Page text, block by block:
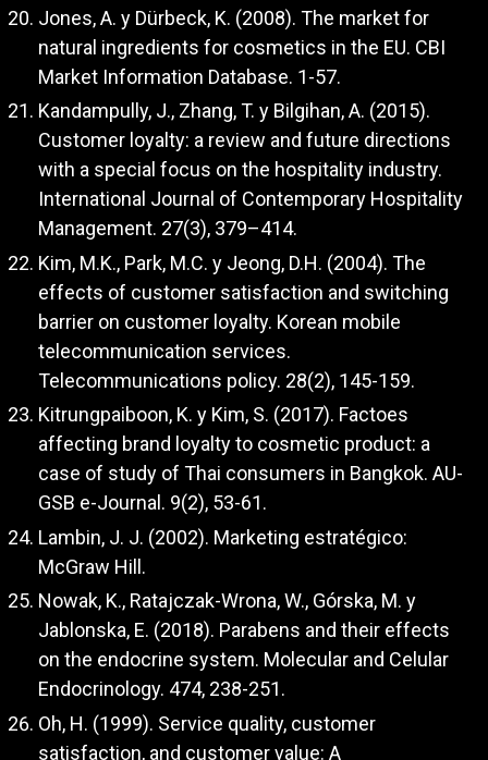
Jones, A. y Dürbeck, K. (2008). The market for
natural ingredients for cosmetics in the EU. CBI
Market Information Database. 1-57.
Kandampully, J., Zhang, T. y Bilgihan, A. (2015).
Customer loyalty: a review and future directions
with a special focus on the hospitality industry.
International Journal of Contemporary Hospitality
Management. 27(3), 379–414.
Kim, M.K., Park, M.C. y Jeong, D.H. (2004). The
effects of customer satisfaction and switching
barrier on customer loyalty. Korean mobile
telecommunication services.
Telecommunications policy. 28(2), 145-159.
Kitrungpaiboon, K. y Kim, S. (2017). Factoes
affecting brand loyalty to cosmetic product: a
case of study of Thai consumers in Bangkok. AU-
GSB e-Journal. 9(2), 53-61.
Lambin, J. J. (2002). Marketing estratégico:
McGraw Hill.
Nowak, K., Ratajczak-Wrona, W., Górska, M. y
Jablonska, E. (2018). Parabens and their effects
on the endocrine system. Molecular and Celular
Endocrinology. 474, 238-251.
Oh, H. (1999). Service quality, customer
satisfaction, and customer value: A